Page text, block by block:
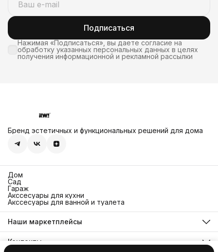
Подписаться
Нажимая «Подписаться», вы даете согласие на
обработку указанных персональных данных в целях
получения информационной и рекламной рассылки
Бренд эстетичных и функциональных решений для дома
Дом
Сад
Гараж
Акссесуары для кухни
Акссесуары для ванной и туалета
Наши маркетплейсы
Ozon
Яндекс Маркет
Wildberries
Контакты